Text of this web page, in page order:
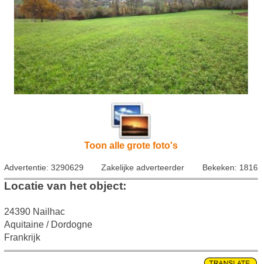
Toon alle grote foto's
Advertentie: 3290629 Zakelijke adverteerder Bekeken: 1816
Locatie van het object:
24390 Nailhac
Aquitaine / Dordogne
Frankrijk